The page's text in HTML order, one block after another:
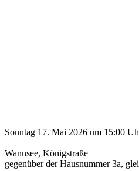
Sonntag 17. Mai 2026 um 15:00
Wannsee, Königstraße
gegenüber der Hausnummer 3a,